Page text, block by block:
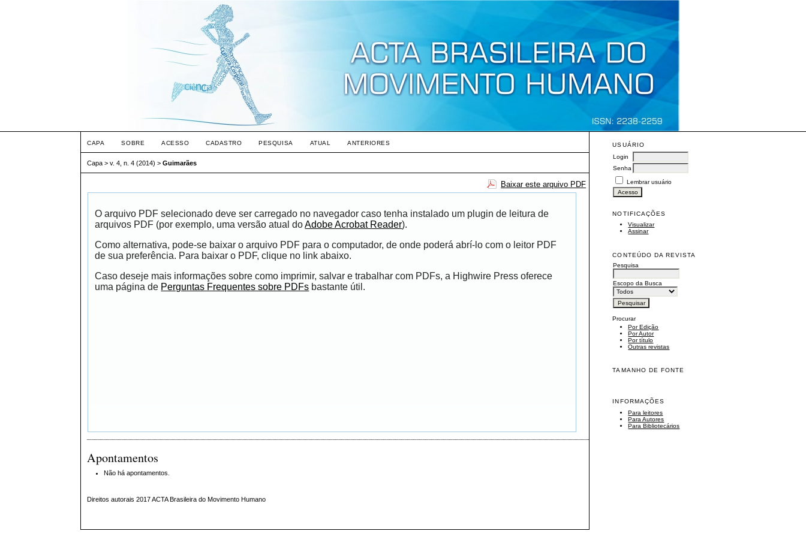
USUÁRIO
Login
Senha
Lembrar usuário
NOTIFICAÇÕES
Visualizar
Assinar
CONTEÚDO DA REVISTA
Pesquisa
Escopo da Busca
Procurar
Por Edição
Por Autor
Por título
Outras revistas
TAMANHO DE FONTE
INFORMAÇÕES
Para leitores
Para Autores
Para Bibliotecários
CAPA SOBRE ACESSO CADASTRO PESQUISA ATUAL ANTERIORES
Capa >v. 4, n. 4 (2014) >Guimarães
Baixar este arquivo PDF
O arquivo PDF selecionado deve ser carregado no navegador caso tenha instalado um plugin de leitura de
arquivos PDF (por exemplo, uma versão atual doAdobe Acrobat Reader).
Como alternativa, pode-se baixar o arquivo PDF para o computador, de onde poderá abrí-lo com o leitor PDF
de sua preferência. Para baixar o PDF, clique no link abaixo.
Caso deseje mais informações sobre como imprimir, salvar e trabalhar com PDFs, a Highwire Press oferece
uma página de Perguntas Frequentes sobre PDFs bastante útil.
Apontamentos
Não há apontamentos.
Direitos autorais 2017 ACTA Brasileira do Movimento Humano